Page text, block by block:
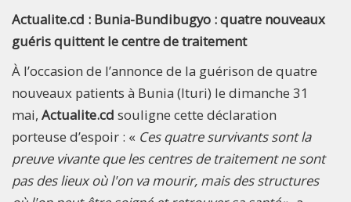
Actualite.cd : Bunia-Bundibugyo : quatre nouveaux
guéris quittent le centre de traitement
À l’occasion de l’annonce de la guérison de quatre
nouveaux patients à Bunia (Ituri) le dimanche 31
mai, Actualite.cd souligne cette déclaration
porteuse d’espoir : « Ces quatre survivants sont la
preuve vivante que les centres de traitement ne sont
pas des lieux où l'on va mourir, mais des structures